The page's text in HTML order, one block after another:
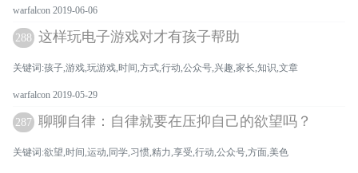
warfalcon 2019-06-06
288 这样玩电子游戏对才有孩子帮助
关键词:孩子,游戏,玩游戏,时间,方式,行动,公众号,兴趣,家长,知识,文章
warfalcon 2019-05-29
287 聊聊自律：自律就要在压抑自己的欲望吗？
关键词:欲望,时间,运动,同学,习惯,精力,享受,行动,公众号,方面,美色